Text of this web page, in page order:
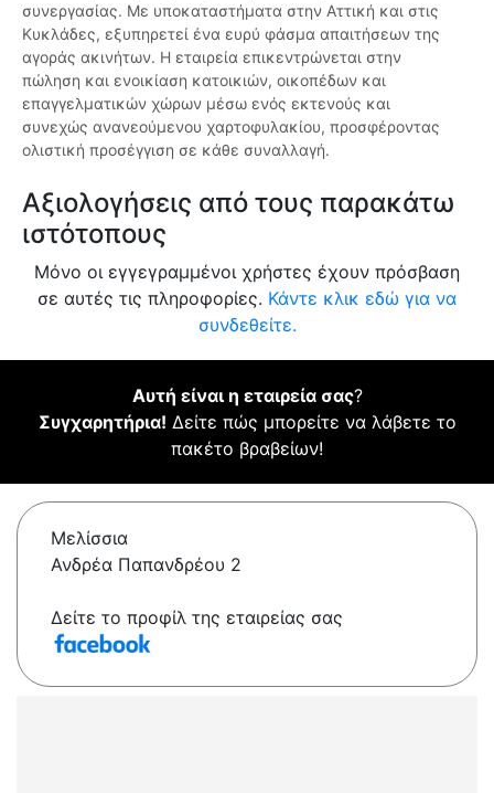
συνεργασίας. Με υποκαταστήματα στην Αττική και στις
Κυκλάδες, εξυπηρετεί ένα ευρύ φάσμα απαιτήσεων της
αγοράς ακινήτων. Η εταιρεία επικεντρώνεται στην
πώληση και ενοικίαση κατοικιών, οικοπέδων και
επαγγελματικών χώρων μέσω ενός εκτενούς και
συνεχώς ανανεούμενου χαρτοφυλακίου, προσφέροντας
ολιστική προσέγγιση σε κάθε συναλλαγή.
Αξιολογήσεις από τους παρακάτω
ιστότοπους
Μόνο οι εγγεγραμμένοι χρήστες έχουν πρόσβαση
σε αυτές τις πληροφορίες. Κάντε κλικ εδώ για να
συνδεθείτε.
Αυτή είναι η εταιρεία σας?
Συγχαρητήρια! Δείτε πώς μπορείτε να λάβετε το
πακέτο βραβείων!
Μελίσσια
Ανδρέα Παπανδρέου 2
Δείτε το προφίλ της εταιρείας σας